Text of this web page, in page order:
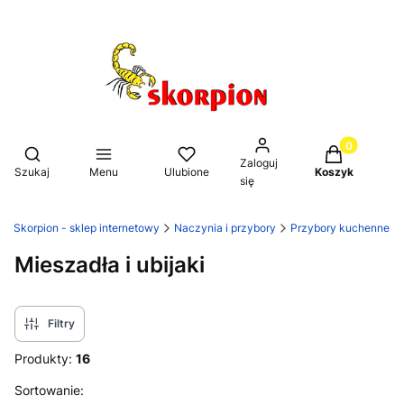
Otwórz wyszukiwarkę
Szukaj Menu Ulubione
Zaloguj
się
Produkty w
Koszyk
Skorpion - sklep internetowy Naczynia i przybory Przybory kuchenne
Mieszadła i ubijaki
Filtry
Produkty: 16
Lista produktów
Sortowanie: